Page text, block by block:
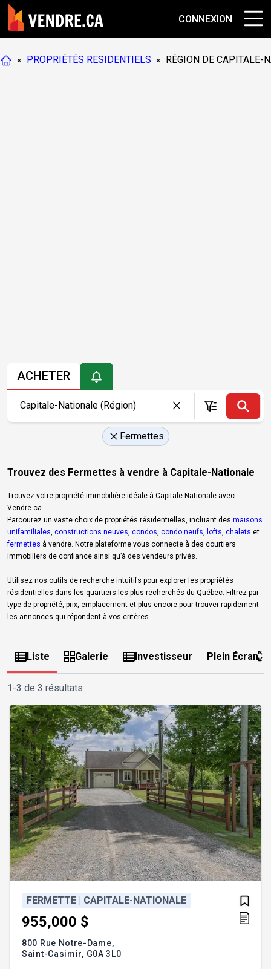
CONNEXION
« PROPRIÉTÉS RESIDENTIELS « RÉGION DE CAPITALE-
ACHETER
Fermettes
Trouvez des Fermettes à vendre à Capitale-Nationale
Trouvez votre propriété immobilière idéale à Capitale-Nationale avec
Vendre.ca.
Parcourez un vaste choix de propriétés résidentielles, incluant des maisons
unifamiliales constructions neuves condos condo neufs lofts chalets et
fermettes à vendre. Notre plateforme vous connecte à des courtiers
immobiliers de confiance ainsi qu’à des vendeurs privés.
Utilisez nos outils de recherche intuitifs pour explorer les propriétés
résidentielles dans les quartiers les plus recherchés du Québec. Filtrez par
type de propriété, prix, emplacement et plus encore pour trouver rapidement
les annonces qui répondent à vos critères.
Liste Galerie Investisseur Plein Écran
1-3 de 3 résultats
FERMETTE | CAPITALE-NATIONALE
955,000 $
800 Rue Notre-Dame,
Saint-Casimir, G0A 3L0